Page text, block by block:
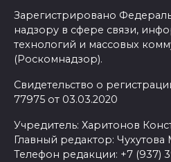
Зарегистрировано
надзору в сфере связи,
технологий и массовых
(Роскомнадзор).
Свидетельство о
77975 от 03.03.2020
Учредитель: Харитонов
Главный редактор:
Телефон редакции: +7 (937)